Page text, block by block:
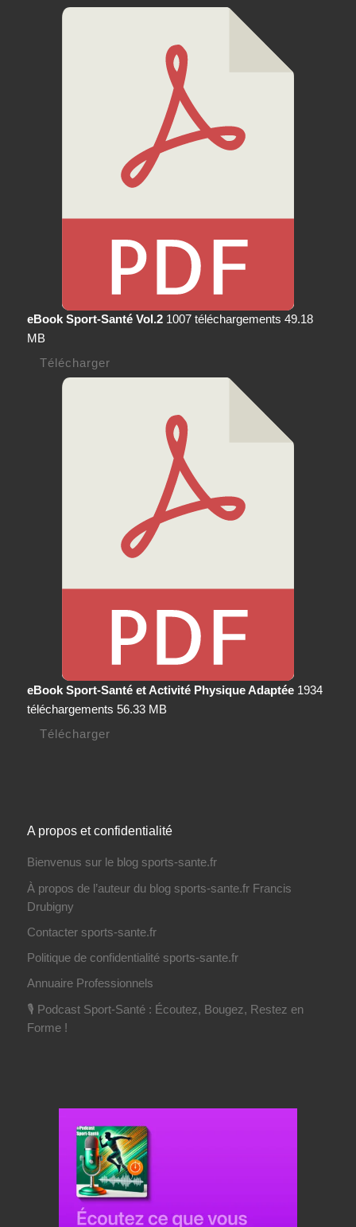
eBook Sport-Santé Vol.2 1007 téléchargements 49.18
MB
Télécharger
eBook Sport-Santé et Activité Physique Adaptée 1934
téléchargements 56.33 MB
Télécharger
A propos et confidentialité
Bienvenus sur le blog sports-sante.fr
À propos de l’auteur du blog sports-sante.fr Francis
Drubigny
Contacter sports-sante.fr
Politique de confidentialité sports-sante.fr
Annuaire Professionnels
🎙️ Podcast Sport-Santé : Écoutez, Bougez, Restez en
Forme !